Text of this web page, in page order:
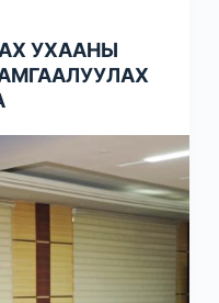
УХААНЫ